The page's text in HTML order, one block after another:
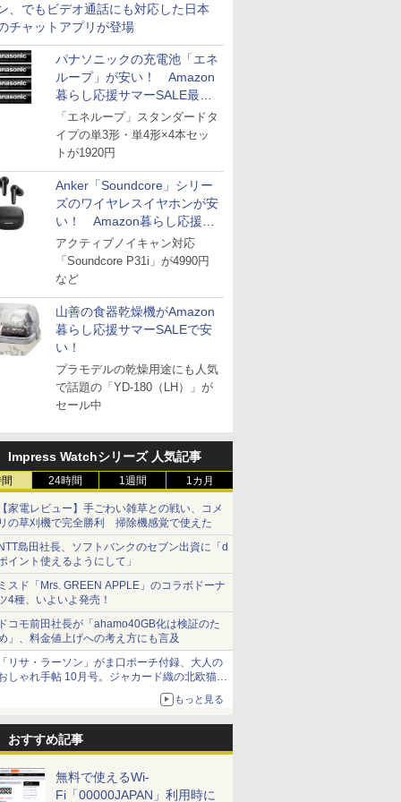
、でもビデオ通話にも対応した日本
チャットアプリが登場
パナソニックの充電池「エネ
ループ」が安い！ Amazon
暮らし応援サマーSALE最終
日
「エネループ」スタンダードタ
イプの単3形・単4形×4本セッ
トが1920円
Anker「Soundcore」シリー
ズのワイヤレスイヤホンが安
い！ Amazon暮らし応援サ
マーSALE
アクティブノイキャン対応
「Soundcore P31i」が4990円
など
山善の食器乾燥機がAmazon
暮らし応援サマーSALEで安
い！
プラモデルの乾燥用途にも人気
で話題の「YD-180（LH）」が
セール中
Impress Watchシリーズ 人気記事
24時間 1週間 1カ月
家電レビュー】手ごわい雑草との戦い、コメ
の草刈機で完全勝利 掃除機感覚で使えた
島田社長、ソフトバンクのセブン出資に「d
イント使えるようにして」
スド「Mrs. GREEN APPLE」のコラボドーナ
4種、いよいよ発売！
コモ前田社長が「ahamo40GB化は検証のた
」、料金値上げへの考え方にも言及
リサ・ラーソン」がま口ポーチ付録、大人の
しゃれ手帖 10月号。ジャカード織の北欧猫デ
もっと見る
おすすめ記事
無料で使えるWi-
Fi「00000JAPAN」利用時に